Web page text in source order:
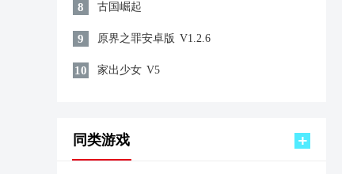
8 古国崛起
9 原界之罪安卓版 V1.2.6
10 家出少女 V5
同类游戏